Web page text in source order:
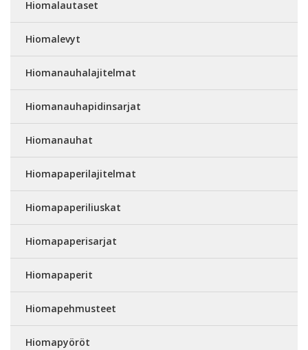
Hiomalautaset
Hiomalevyt
Hiomanauhalajitelmat
Hiomanauhapidinsarjat
Hiomanauhat
Hiomapaperilajitelmat
Hiomapaperiliuskat
Hiomapaperisarjat
Hiomapaperit
Hiomapehmusteet
Hiomapyöröt